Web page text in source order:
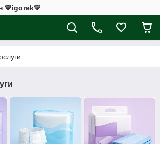
💙igorek💛